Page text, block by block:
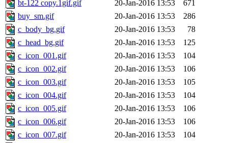
bt-122 copy.1gif.gif
20-Jan-2016 13:53
671
buy_sm.gif
20-Jan-2016 13:53
286
c_body_bg.gif
20-Jan-2016 13:53
78
c_head_bg.gif
20-Jan-2016 13:53
125
c_icon_001.gif
20-Jan-2016 13:53
104
c_icon_002.gif
20-Jan-2016 13:53
106
c_icon_003.gif
20-Jan-2016 13:53
105
c_icon_004.gif
20-Jan-2016 13:53
104
c_icon_005.gif
20-Jan-2016 13:53
106
c_icon_006.gif
20-Jan-2016 13:53
106
c_icon_007.gif
20-Jan-2016 13:53
104